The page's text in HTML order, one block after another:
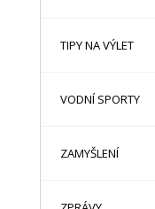
TIPY NA VÝLET
VODNÍ SPORTY
ZAMYŠLENÍ